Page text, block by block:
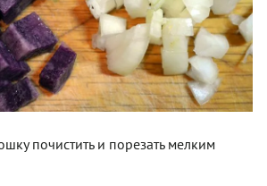
почистить и порезать мелким